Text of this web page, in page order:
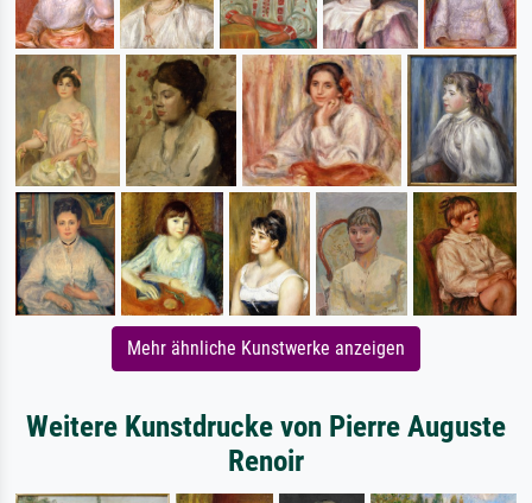
Mehr ähnliche Kunstwerke anzeigen
Weitere Kunstdrucke von Pierre Auguste
Renoir